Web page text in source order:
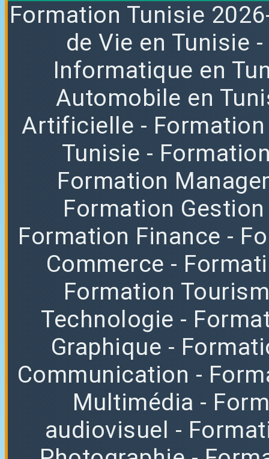
Formation Tunisie
de Vie en Tunisie -
Informatique en
Automobile en
Artificielle -
Tunisie -
Formation
Formation Gestion
Formation Finance -
Commerce -
Formation
Technologie -
Graphique -
Communication -
Multimédia -
audiovisuel -